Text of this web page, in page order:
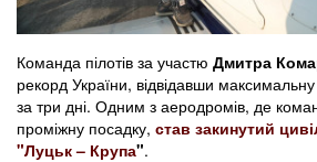
Команда пілотів за участю Дмитра
рекорд України, відвідавши максимальну
за три дні. Одним з аеродромів, де
проміжну посадку, став закинутий
"Луцьк – Крупа".